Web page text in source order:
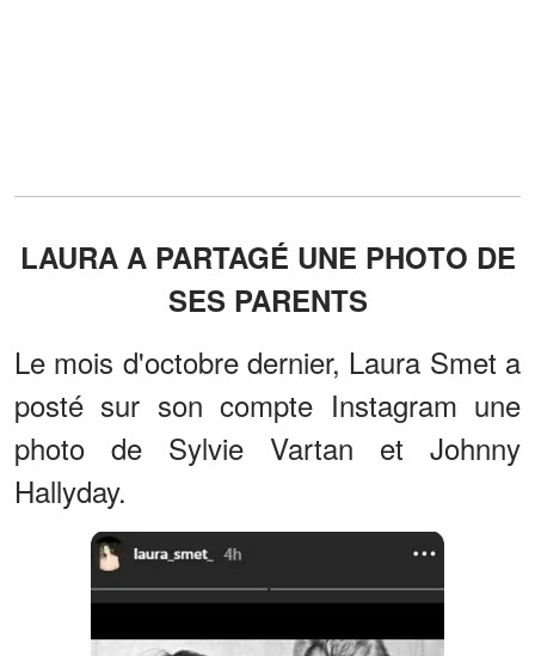
LAURA A PARTAGÉ UNE PHOTO DE
SES PARENTS
Le mois d'octobre dernier, Laura Smet a
posté sur son compte Instagram une
photo de Sylvie Vartan et Johnny
Hallyday.